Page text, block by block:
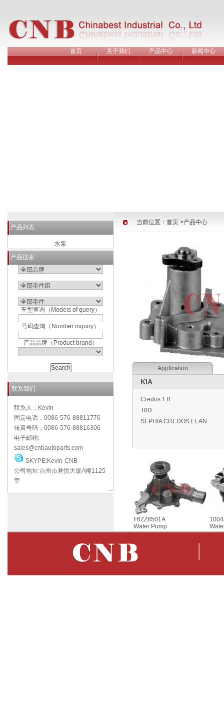
首页 关于我们 产品中心 新闻中心
产品列表
水泵
产品搜索
车型查询（Models of query）
号码查询（Number inquiry）
产品品牌（Product brand）
联系我们
联系人：Kevin
固定电话：0086-576-88811776
传真号码：0086-576-88816306
电子邮箱:
sales@cnbautoparts.com
SKYPE:Kevin-CNB
公司地址:台州市君悦大厦A幢1125
室
当前位置： 首页 >产品中心
Application
KIA
Credos 1.8
T8D
SEPHIA CREDOS ELAN
F6ZZ8501A
Water Pump